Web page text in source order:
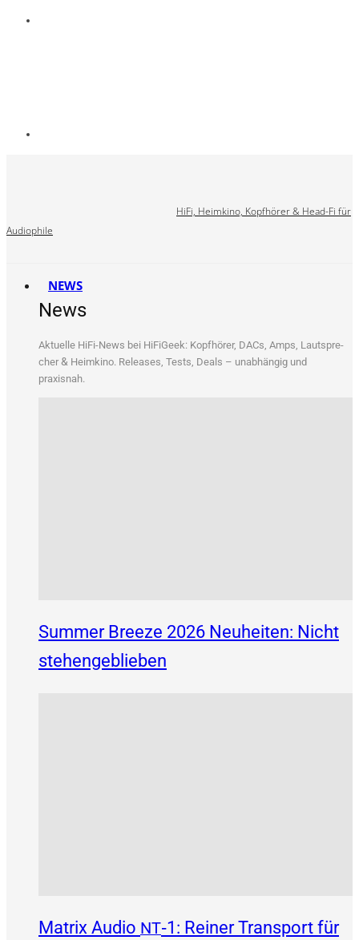
HiFi, Heimkino, Kopfhörer & Head-Fi für
Audiophile
NEWS
News
Aktu­el­le HiFi-News bei HiFi­Ge­ek: Kopf­hö­rer, DACs, Amps, Laut­spre­
cher & Heim­ki­no. Releases, Tests, Deals – unab­hän­gig und
praxisnah.
Summer Breeze 2026 Neuheiten: Nicht
stehengeblieben
Matrix Audio NT‑1: Reiner Transport für